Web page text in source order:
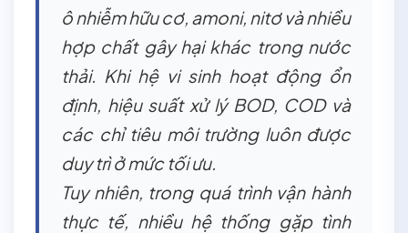
ô nhiễm hữu cơ, amoni, nitơ và nhiều
hợp chất gây hại khác trong nước
thải. Khi hệ vi sinh hoạt động ổn
định, hiệu suất xử lý BOD, COD và
các chỉ tiêu môi trường luôn được
duy trì ở mức tối ưu.
Tuy nhiên, trong quá trình vận hành
thực tế, nhiều hệ thống gặp tình